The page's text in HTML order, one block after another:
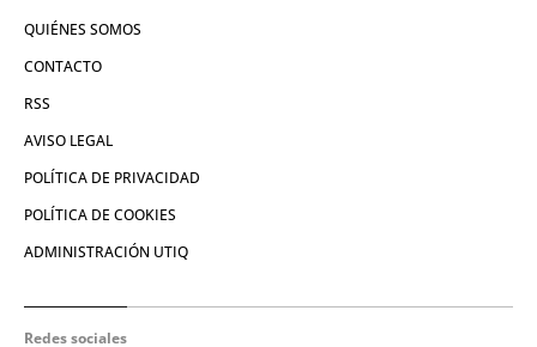
QUIÉNES SOMOS
CONTACTO
RSS
AVISO LEGAL
POLÍTICA DE PRIVACIDAD
POLÍTICA DE COOKIES
ADMINISTRACIÓN UTIQ
Redes sociales